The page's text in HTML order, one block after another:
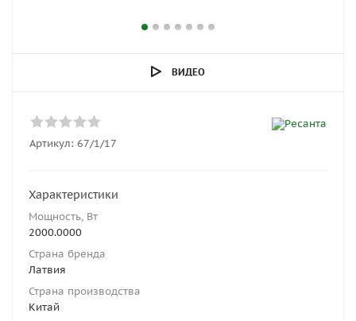
ВИДЕО
Артикул: 67/1/17
Характеристики
Мощность, Вт
2000.0000
Страна бренда
Латвия
Страна производства
Китай